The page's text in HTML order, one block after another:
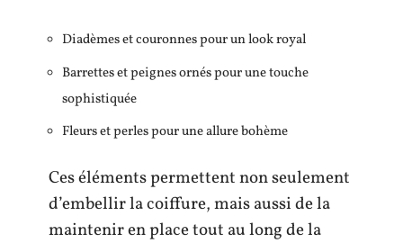
Diadèmes et couronnes pour un look royal
Barrettes et peignes ornés pour une touche
sophistiquée
Fleurs et perles pour une allure bohème
Ces éléments permettent non seulement
d’embellir la coiffure, mais aussi de la
maintenir en place tout au long de la